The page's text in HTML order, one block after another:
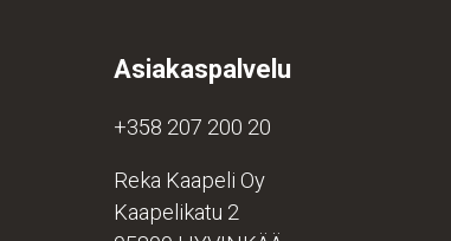
Asiakaspalvelu
+358 207 200 20
Reka Kaapeli Oy
Kaapelikatu 2